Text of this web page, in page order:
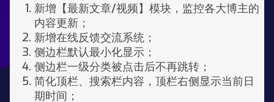
新增【最新文章/视频】模块，监控各大博主的
内容更新；
新增在线反馈交流系统；
侧边栏默认最小化显示；
侧边栏一级分类被点击后不再跳转；
简化顶栏、搜索栏内容，顶栏右侧显示当前日
期时间；